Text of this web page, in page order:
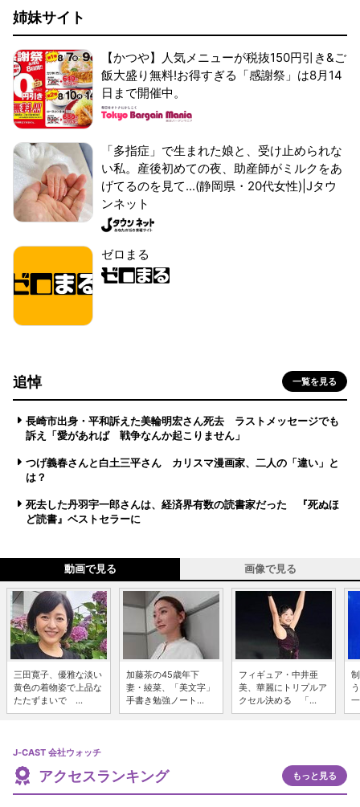
姉妹サイト
【かつや】人気メニューが税抜150円引き&ご
飯大盛り無料!お得すぎる「感謝祭」は8月14
日まで開催中。
「多指症」で生まれた娘と、受け止められな
い私。産後初めての夜、助産師がミルクをあ
げてるのを見て...(静岡県・20代女性)|Jタウ
ンネット
ゼロまる
追悼 一覧を見る
長崎市出身・平和訴えた美輪明宏さん死去 ラストメッセージでも
訴え「愛があれば 戦争なんか起こりません」
つげ義春さんと白土三平さん カリスマ漫画家、二人の「違い」と
は？
死去した丹羽宇一郎さんは、経済界有数の読書家だった 『死ぬほ
ど読書』ベストセラーに
動画で見る 画像で見る
三田寛子、優雅な淡い
黄色の着物姿で上品な
たたずまいで ...
加藤茶の45歳年下
妻・綾菜、「美文字」
手書き勉強ノート...
フィギュア・中井亜
美、華麗にトリプルア
クセル決める 「...
J-CAST 会社ウォッチ
アクセスランキング もっと見る